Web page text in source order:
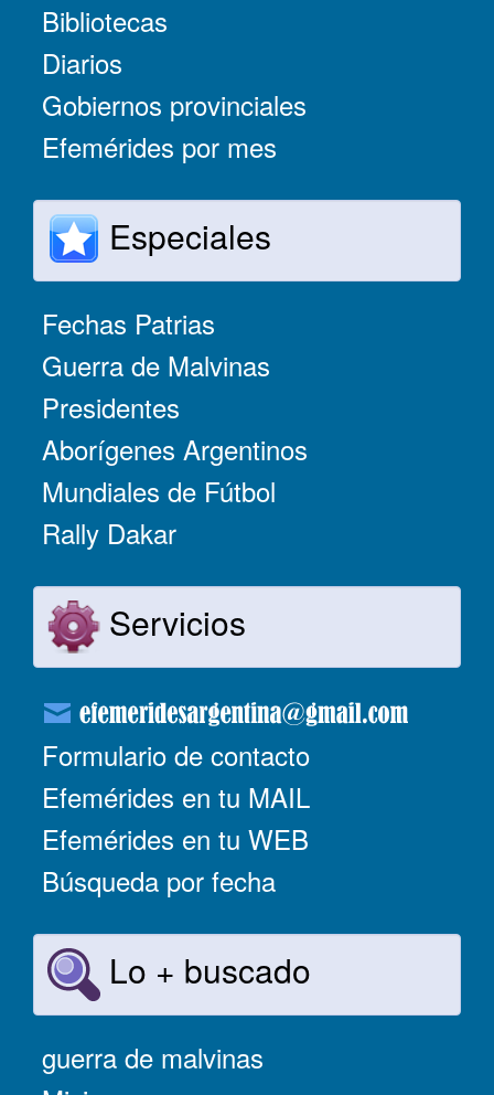
Bibliotecas
Diarios
Gobiernos provinciales
Efemérides por mes
Especiales
Fechas Patrias
Guerra de Malvinas
Presidentes
Aborígenes Argentinos
Mundiales de Fútbol
Rally Dakar
Servicios
Formulario de contacto
Efemérides en tu MAIL
Efemérides en tu WEB
Búsqueda por fecha
Lo + buscado
guerra de malvinas